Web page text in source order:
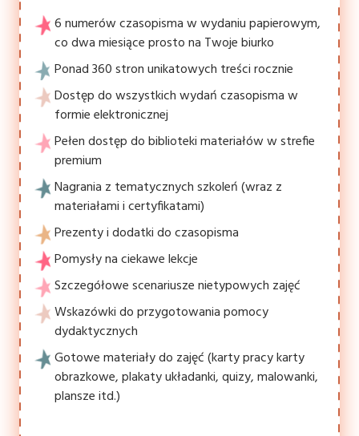
6 numerów czasopisma w wydaniu papierowym,
co dwa miesiące prosto na Twoje biurko
Ponad 360 stron unikatowych treści rocznie
Dostęp do wszystkich wydań czasopisma w
formie elektronicznej
Pełen dostęp do biblioteki materiałów w strefie
premium
Nagrania z tematycznych szkoleń (wraz z
materiałami i certyfikatami)
Prezenty i dodatki do czasopisma
Pomysły na ciekawe lekcje
Szczegółowe scenariusze nietypowych zajęć
Wskazówki do przygotowania pomocy
dydaktycznych
Gotowe materiały do zajęć (karty pracy karty
obrazkowe, plakaty układanki, quizy, malowanki,
plansze itd.)